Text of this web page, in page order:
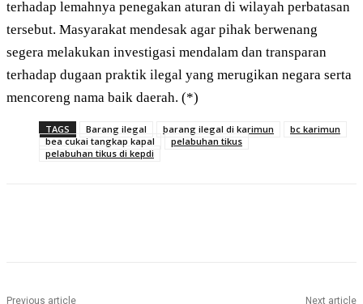
terhadap lemahnya penegakan aturan di wilayah perbatasan
tersebut. Masyarakat mendesak agar pihak berwenang
segera melakukan investigasi mendalam dan transparan
terhadap dugaan praktik ilegal yang merugikan negara serta
mencoreng nama baik daerah. (*)
TAGS Barang ilegal barang ilegal di karimun
bc karimun
bea cukai tangkap kapal
pelabuhan tikus
pelabuhan tikus di kepdi
Previous article Next article